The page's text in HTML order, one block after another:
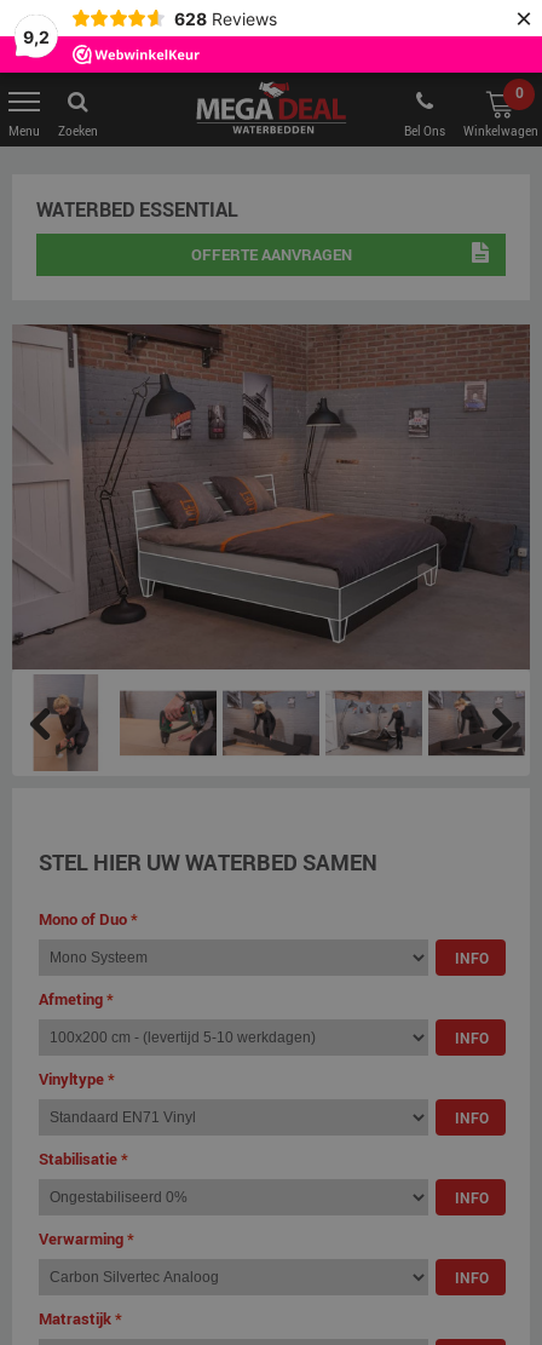
9,2
628 Reviews ×
Zoeken Bel Ons
0
Winkelwagen
WATERBED ESSENTIAL
OFFERTE AANVRAGEN
Previous
STEL HIER UW WATERBED SAMEN
Mono of Duo*
INFO
Afmeting*
INFO
Vinyltype*
INFO
Stabilisatie*
INFO
Verwarming*
INFO
Matrastijk*